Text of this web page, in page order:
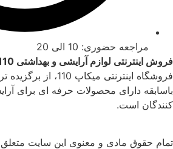
مراجعه حضوری: 10 الی 20
فروش اینترنتی لوازم آرایشی و بهداشتی makeup110
فروشگاه اینترنتی میکاپ
باسابقه دارای محصولات حرفه ای برای
کنندگان است.
تمام حقوق مادی و معنوی این سایت متعلق به میکاپ